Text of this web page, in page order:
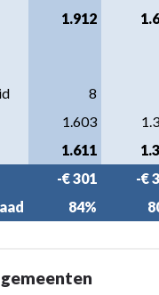
1.912
8
1.603
1.611
-€ 301
-€
84%